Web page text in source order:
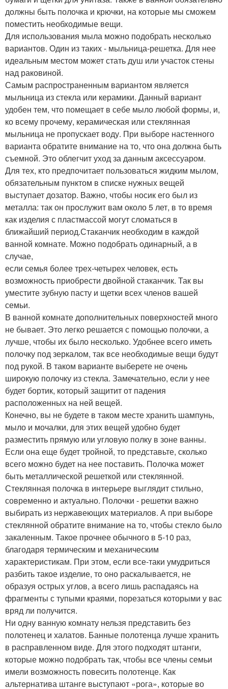
должны быть полочка и крючки, на которые мы сможем
поместить необходимые вещи.
Для использования мыла можно подобрать несколько
вариантов. Один из таких - мыльница-решетка. Для нее
идеальным местом может стать душ или участок стены
над раковиной.
Самым распространенным вариантом является
мыльница из стекла или керамики. Данный вариант
удобен тем, что помещает в себе мыло любой формы, и,
ко всему прочему, керамическая или стеклянная
мыльница не пропускает воду. При выборе настенного
варианта обратите внимание на то, что она должна быть
съемной. Это облегчит уход за данным аксессуаром.
Для тех, кто предпочитает пользоваться жидким мылом,
обязательным пунктом в списке нужных вещей
выступает дозатор. Важно, чтобы носик его был из
металла: так он прослужит вам около 5 лет, в то время
как изделия с пластмассой могут сломаться в
ближайший период.Стаканчик необходим в каждой
ванной комнате. Можно подобрать одинарный, а в
случае,
если семья более трех-четырех человек, есть
возможность приобрести двойной стаканчик. Так вы
уместите зубную пасту и щетки всех членов вашей
семьи.
В ванной комнате дополнительных поверхностей много
не бывает. Это легко решается с помощью полочки, а
лучше, чтобы их было несколько. Удобнее всего иметь
полочку под зеркалом, так все необходимые вещи будут
под рукой. В таком варианте выберете не очень
широкую полочку из стекла. Замечательно, если у нее
будет бортик, который защитит от падения
расположенных на ней вещей.
Конечно, вы не будете в таком месте хранить шампунь,
мыло и мочалки, для этих вещей удобно будет
разместить прямую или угловую полку в зоне ванны.
Если она еще будет тройной, то представьте, сколько
всего можно будет на нее поставить. Полочка может
быть металлической решеткой или стеклянной.
Стеклянная полочка в интерьере выглядит стильно,
современно и актуально. Полочки - решетки важно
выбирать из нержавеющих материалов. А при выборе
стеклянной обратите внимание на то, чтобы стекло было
закаленным. Такое прочнее обычного в 5-10 раз,
благодаря термическим и механическим
характеристикам. При этом, если все-таки умудриться
разбить такое изделие, то оно раскалывается, не
образуя острых углов, а всего лишь распадаясь на
фрагменты с тупыми краями, порезаться которыми у вас
вряд ли получится.
Ни одну ванную комнату нельзя представить без
полотенец и халатов. Банные полотенца лучше хранить
в расправленном виде. Для этого подходят штанги,
которые можно подобрать так, чтобы все члены семьи
имели возможность повесить полотенце. Как
альтернатива штанге выступают «рога», которые во